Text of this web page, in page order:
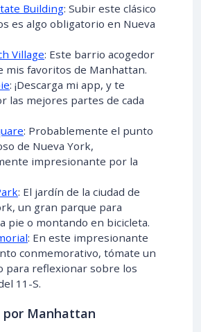
Building: Subir este clásico
es algo obligatorio en Nueva
Village: Este barrio acogedor
mis favoritos de Manhattan.
: ¡Descarga mi app, y te
las mejores partes de cada
: Probablemente el punto
de Nueva York,
impresionante por la
: El jardín de la ciudad de
un gran parque para
pie o montando en bicicleta.
: En este impresionante
conmemorativo, tómate un
para reflexionar sobre los
11-S.
por Manhattan